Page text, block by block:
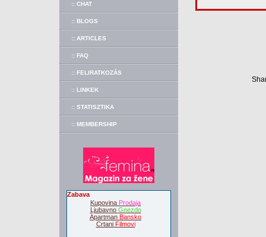
:: CHAT
:: BLOGS
:: ARTICLES
:: FAQ
:: FELIRATKOZÁS
:: LINKEK
:: STATISZTIKA
:: MEMBERSHIP
Zabava
Kupovina Prodaja
Ljubavno Gnezdo
Apartman Bansko
Crtani Filmovi